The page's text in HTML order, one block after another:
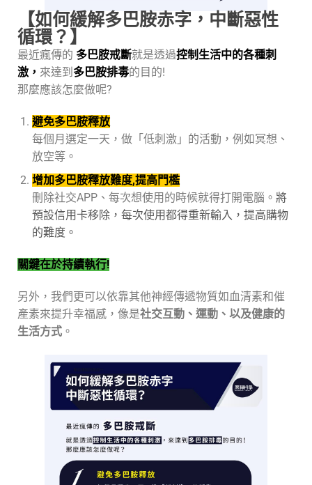
【如何緩解多巴胺赤字，中斷惡性
循環？】
最近瘋傳的 多巴胺戒斷就是透過控制生活中的各種刺
激， 來達到 多巴胺排毒的目的!
那麼應該怎麼做呢?
避免多巴胺釋放
每個月選定一天，做「低刺激」的活動，例如冥想、
放空等。
增加多巴胺釋放難度,提高門檻
刪除社交APP、每次想使用的時候就得打開電腦。 將
預設信用卡移除，每次使用都得重新輸入， 提高購物
的難度。
關鍵在於持續執行!
另外，我們更可以依靠其他神經傳遞物質如血清素和催
產素來提升幸福感，像是社交互動、運動、以及健康的
生活方式 。